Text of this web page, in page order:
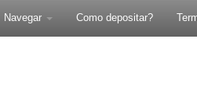
Navegar Como depositar?